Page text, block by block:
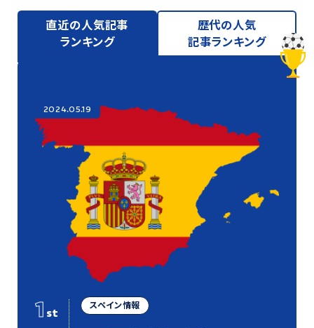
直近の人気記事
ランキング
歴代の人気
記事ランキング
2024.05.19
1 st
スペイン情報